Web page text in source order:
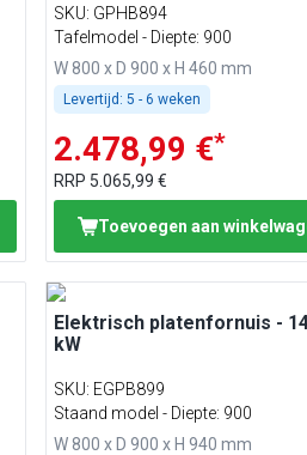
SKU: GPHB894
Tafelmodel - Diepte: 900
W 800 x D 900 x H 460 mm
Levertijd: 5 - 6 weken
2.478,99 €*
RRP 5.065,99 €
Toevoegen aan
Elektrisch platenfornuis -
kW
SKU: EGPB899
Staand model - Diepte: 900
W 800 x D 900 x H 940 mm